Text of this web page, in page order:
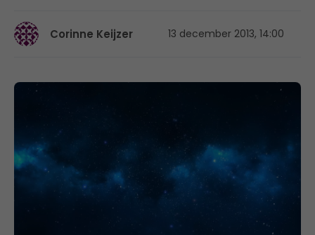
Corinne Keijzer 13 december 2013, 14:00